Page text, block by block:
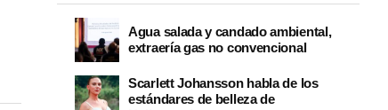
Agua salada y candado ambiental,
extraería gas no convencional
Scarlett Johansson habla de los
estándares de belleza de